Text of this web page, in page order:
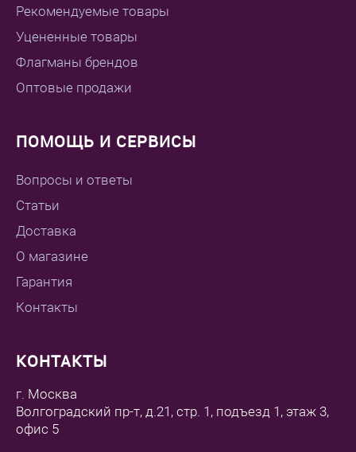
Рекомендуемые товары
Уцененные товары
Флагманы брендов
Оптовые продажи
ПОМОЩЬ И СЕРВИСЫ
Вопросы и ответы
Статьи
Доставка
О магазине
Гарантия
Контакты
КОНТАКТЫ
г. Москва
Волгоградский пр-т, д.21, стр. 1, подъезд 1, этаж 3,
офис 5